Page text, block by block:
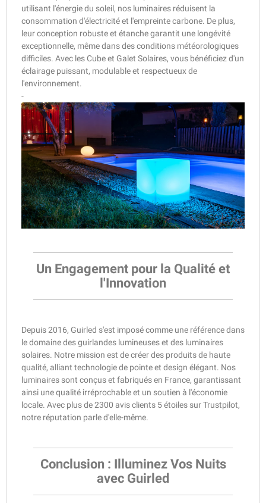
utilisant l'énergie du soleil, nos luminaires réduisent la
consommation d'électricité et l'empreinte carbone. De plus,
leur conception robuste et étanche garantit une longévité
exceptionnelle, même dans des conditions météorologiques
difficiles. Avec les Cube et Galet Solaires, vous bénéficiez d'un
éclairage puissant, modulable et respectueux de
l'environnement.
-
Un Engagement pour la Qualité et
l'Innovation
Depuis 2016, Guirled s'est imposé comme une référence dans
le domaine des guirlandes lumineuses et des luminaires
solaires. Notre mission est de créer des produits de haute
qualité, alliant technologie de pointe et design élégant. Nos
luminaires sont conçus et fabriqués en France, garantissant
ainsi une qualité irréprochable et un soutien à l'économie
locale. Avec plus de 2300 avis clients 5 étoiles sur Trustpilot,
notre réputation parle d'elle-même.
Conclusion : Illuminez Vos Nuits
avec Guirled